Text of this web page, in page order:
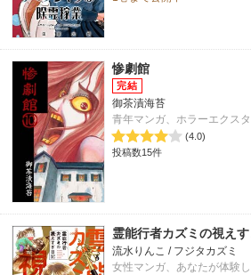
惨劇館
御茶漬海苔
青年マンガ、ホラーエクス
(4.0)
投稿数15件
霊能行者カズミの視え
流水りんこ / フジタカズミ
女性マンガ、あなたが体験